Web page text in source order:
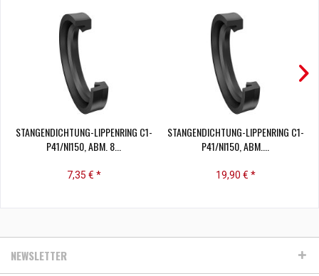
STANGENDICHTUNG-LIPPENRING C1-
P41/NI150, ABM. 8...
7,35 € *
STANGENDICHTUNG-LIPPENRING C1-
P41/NI150, ABM....
19,90 € *
NEWSLETTER